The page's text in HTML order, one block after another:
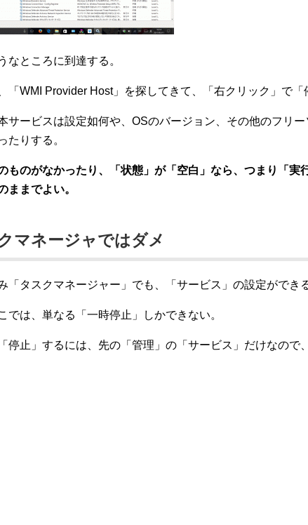
なところに到達する。
「WMI Provider Host」を探してきて、「右クリック」で「
サービスは設定如何や、OSのバージョン、その他のフリー
たりする。
ものがなかったり、「状態」が「空白」なら、つまり「実
ままでよい。
マネージャではダメ
「タスクマネージャー」でも、「サービス」の設定ができる
では、単なる「一時停止」しかできない。
停止」するには、先の「管理」の「サービス」だけなので